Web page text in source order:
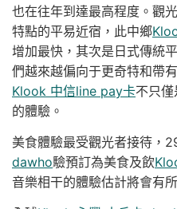
也在往年到達最高程度。觀
特點的平易近宿，此中鄉
增加最快，其次是日式傳統
們越來越偏向于更奇特和帶
Klook 中信line pay卡不只僅
的體驗。
美食體驗最受觀光者接待，
dawho驗預訂為美食及飲
音樂相干的體驗估計將會有